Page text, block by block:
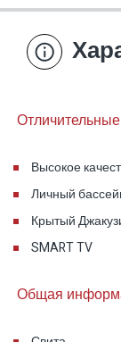
Высокое
Личный
Крытый
SMART TV
Общая